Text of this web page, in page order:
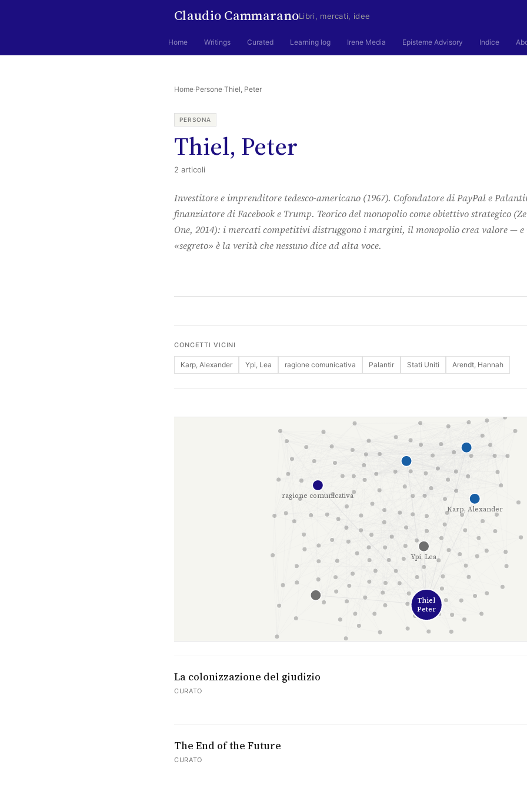
Claudio CammaranoLibri, mercati, idee
Home Writings Curated Learning log Irene Media Episteme Advisory Indice
Home·Persone·Thiel, Peter
PERSONA
Thiel, Peter
2 articoli
Investitore e imprenditore tedesco-americano (1967). Cofondatore di PayPal e
finanziatore di Facebook e Trump. Teorico del monopolio come obiettivo strategico
One, 2014): i mercati competitivi distruggono i margini, il monopolio crea valore —
«segreto» è la verità che nessuno dice ad alta voce.
CONCETTI VICINI
Karp, Alexander Ypi, Lea ragione comunicativa Palantir Stati Uniti Arendt, Hannah
Karp, Alexander
Ypi, Lea
ragione comunicativa
Thiel
Peter
La colonizzazione del giudizio
CURATO
The End of the Future
CURATO